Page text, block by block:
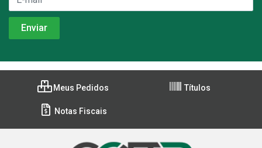
Meus Pedidos Títulos
Notas Fiscais